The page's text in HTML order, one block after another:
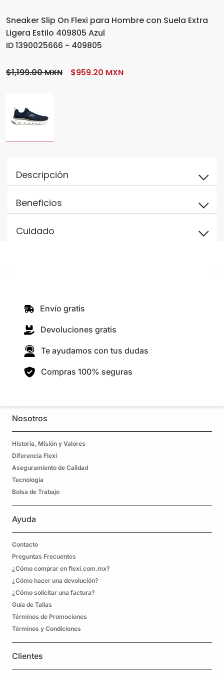
Sneaker Slip On Flexi para Hombre con Suela Extra
Ligera Estilo 409805 Azul
ID 1390025666 - 409805
$1,199.00 MXN $959.20 MXN
Descripción
Beneficios
Cuidado
Envío gratis
Devoluciones gratis
Te ayudamos con tus dudas
Compras 100% seguras
Nosotros
Historia, Misión y Valores
Diferencia Flexi
Aseguramiento de Calidad
Tecnología
Bolsa de Trabajo
Ayuda
Contacto
Preguntas Frecuentes
¿Cómo comprar en flexi.com.mx?
¿Cómo hacer una devolución?
¿Cómo solicitar una factura?
Guía de Tallas
Términos de Promociones
Términos y Condiciones
Clientes